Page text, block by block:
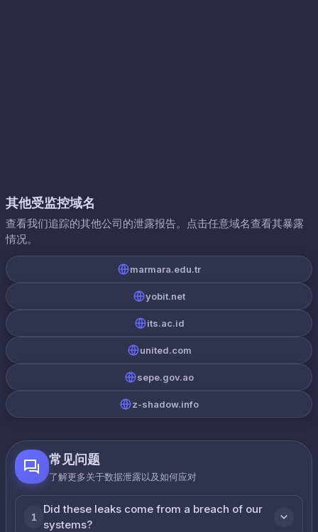
其他受监控域名
查看我们追踪的其他公司的泄露报告。点击任意域名查看其暴露
情况。
marmara.edu.tr
yobit.net
its.ac.id
united.com
sepe.gov.ao
z-shadow.info
常见问题
了解更多关于数据泄露以及如何应对
1
Did these leaks come from a breach of our
systems?